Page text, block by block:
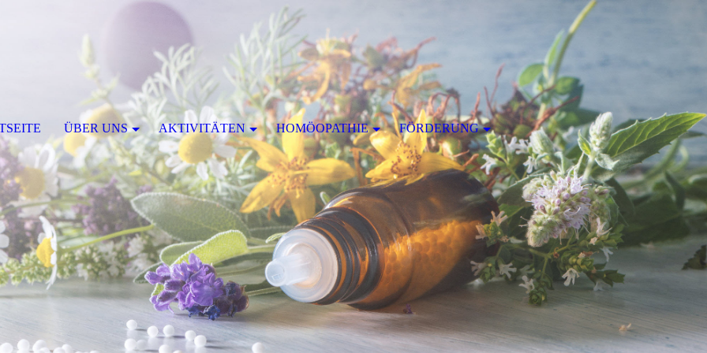
ÜBER UNS AKTIVITÄTEN HOMÖOPATHIE FÖRDERUNG